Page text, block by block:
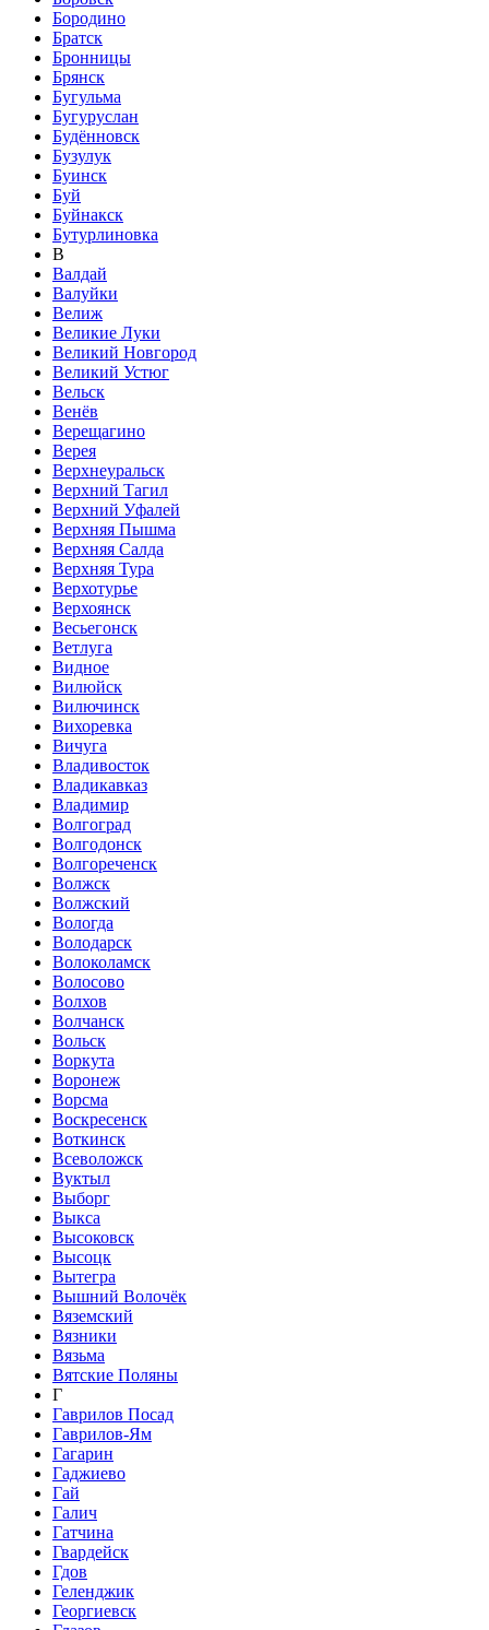
Бородино
Братск
Бронницы
Брянск
Бугульма
Бугуруслан
Будённовск
Бузулук
Буинск
Буй
Буйнакск
Бутурлиновка
В
Валдай
Валуйки
Велиж
Великие Луки
Великий Новгород
Великий Устюг
Вельск
Венёв
Верещагино
Верея
Верхнеуральск
Верхний Тагил
Верхний Уфалей
Верхняя Пышма
Верхняя Салда
Верхняя Тура
Верхотурье
Верхоянск
Весьегонск
Ветлуга
Видное
Вилюйск
Вилючинск
Вихоревка
Вичуга
Владивосток
Владикавказ
Владимир
Волгоград
Волгодонск
Волгореченск
Волжск
Волжский
Вологда
Володарск
Волоколамск
Волосово
Волхов
Волчанск
Вольск
Воркута
Воронеж
Ворсма
Воскресенск
Воткинск
Всеволожск
Вуктыл
Выборг
Выкса
Высоковск
Высоцк
Вытегра
Вышний Волочёк
Вяземский
Вязники
Вязьма
Вятские Поляны
Г
Гаврилов Посад
Гаврилов-Ям
Гагарин
Гаджиево
Гай
Галич
Гатчина
Гвардейск
Гдов
Геленджик
Георгиевск